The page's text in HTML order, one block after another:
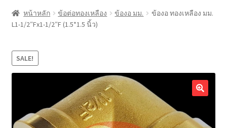
บทความ
แจ้งชำระเงิน
หน้าหลัก ข้อต่อทองเหลือง ข้องอ มม.
ข้องอ ทองเหลือง มม.
L1-1/2″Fx1-1/2″F (1.5*1.5 นิ้ว)
SALE!